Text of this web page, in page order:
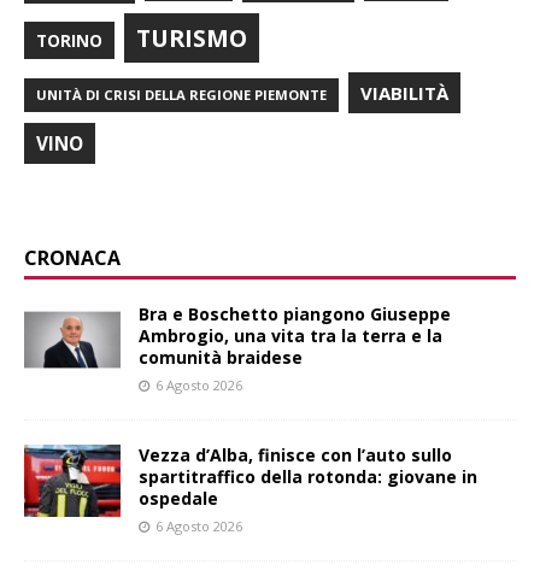
TORINO TURISMO
UNITÀ DI CRISI DELLA REGIONE PIEMONTE VIABILITÀ
VINO
CRONACA
Bra e Boschetto piangono Giuseppe
Ambrogio, una vita tra la terra e la
comunità braidese
6 Agosto 2026
Vezza d’Alba, finisce con l’auto sullo
spartitraffico della rotonda: giovane in
ospedale
6 Agosto 2026